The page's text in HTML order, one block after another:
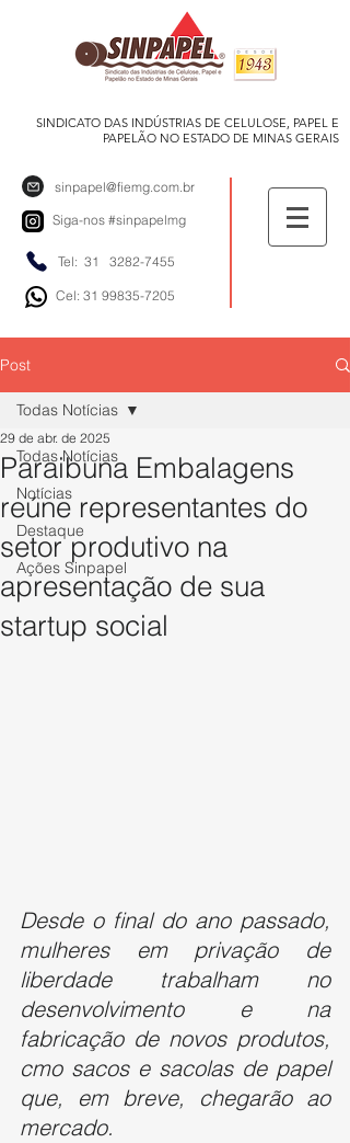
SINDICATO DAS INDÚSTRIAS DE CELULOSE, PAPEL E
PAPELÃO NO ESTADO DE MINAS GERAIS
sinpapel@fiemg.com.br
Siga-nos #sinpapelmg
Tel: 31 3282-7455
Cel: 31 99835-7205
Post
Todas Notícias
Notícias
Destaque
Ações Sinpapel
Todas Notícias
Paraibuna Embalagens
reúne representantes do
setor produtivo na
apresentação de sua
startup social
29 de abr. de 2025
Desde o final do ano passado,
mulheres em privação de
liberdade trabalham no
desenvolvimento e na
fabricação de novos produtos,
cmo sacos e sacolas de papel
que, em breve, chegarão ao
mercado.